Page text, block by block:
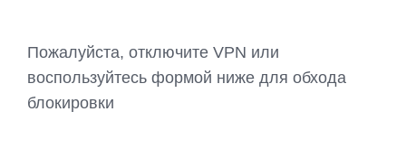
Пожалуйста, отключите VPN или
воспользуйтесь формой ниже для обхода
блокировки